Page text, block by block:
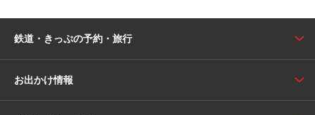
鉄道・きっぷの予約・旅行
お出かけ情報